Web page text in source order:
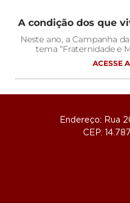
A condição dos que
Neste ano, a Campanha
tema “Fraternidade e
ACESSE
Endereço: Rua
CEP.